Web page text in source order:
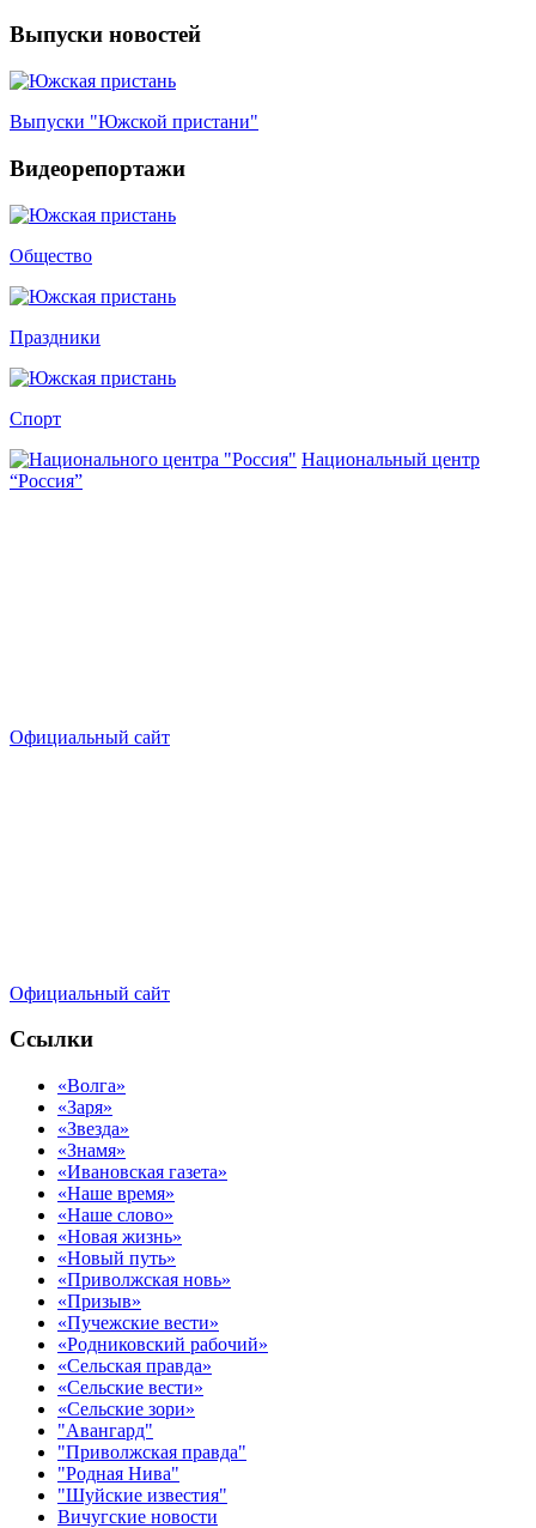
Выпуски новостей
Выпуски "Южской пристани"
Видеорепортажи
Общество
Праздники
Спорт
Национальный центр
“Россия”
Официальный сайт
Официальный сайт
Ссылки
«Волга»
«Заря»
«Звезда»
«Знамя»
«Ивановская газета»
«Наше время»
«Наше слово»
«Новая жизнь»
«Новый путь»
«Приволжская новь»
«Призыв»
«Пучежские вести»
«Родниковский рабочий»
«Сельская правда»
«Сельские вести»
«Сельские зори»
"Авангард"
"Приволжская правда"
"Родная Нива"
"Шуйские известия"
Вичугские новости